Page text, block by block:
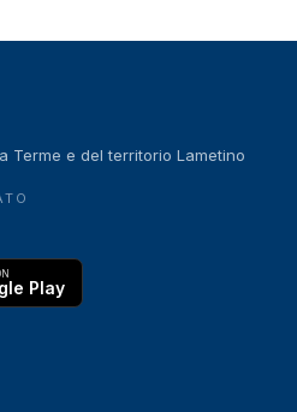
Terme e del territorio Lametino
Play